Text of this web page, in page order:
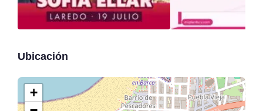
Ubicación
+